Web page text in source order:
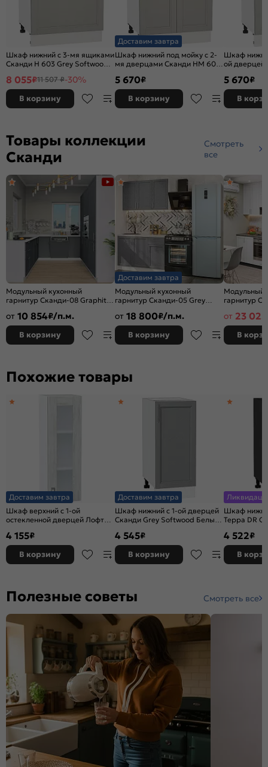
Шкаф нижний с 3-мя ящиками
Сканди Н 603 Grey Softwood-
8 055₽11 507 ₽-30%
В корзину
Доставим завтра
Шкаф нижний под мойку с 2-
мя дверцами Сканди НМ 600
5 670₽
В корзину
Шкаф
ой
5 670₽
В
Товары коллекции
Сканди
Смотреть
все
Модульный кухонный
гарнитур Сканди-08 Graphite
от 10 854₽/п.м.
В корзину
Доставим завтра
Модульный кухонный
гарнитур Сканди-05 Grey
2140x1200x600
от 18 800₽/п.м.
В корзину
Модульный
гарнитур
от 23 025
В
Похожие товары
Доставим завтра
Шкаф верхний с 1-ой
остекленной дверцей Лофт
920*300*320
4 155₽
В корзину
Доставим завтра
Шкаф нижний с 1-ой дверцей
Сканди Grey Softwood Белый
4 545₽
В корзину
Шкаф
Терра DR
4 522₽
В
Полезные советы Смотреть все